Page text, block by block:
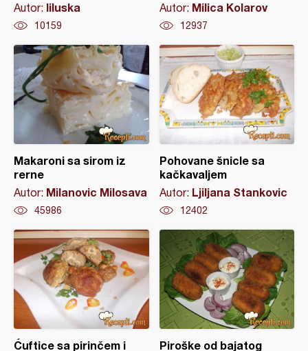
Autor: liluska
10159
Autor: Milica Kolarov
12937
Makaroni sa sirom iz
rerne
Autor: Milanovic Milosava
45986
Pohovane šnicle sa
kačkavaljem
Autor: Ljiljana Stankovic
12402
Ćuftice sa pirinčem i
Piroške od bajatog